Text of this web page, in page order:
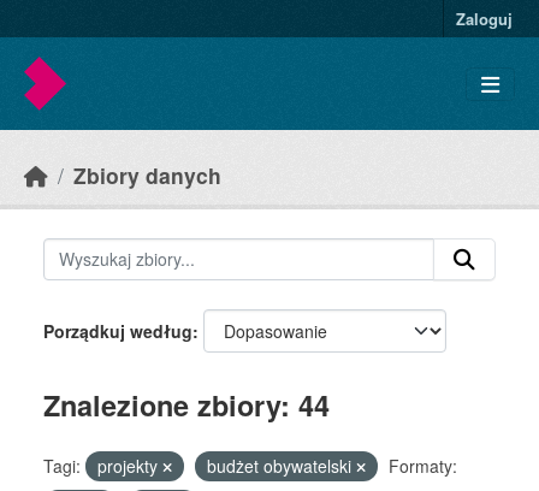
Zaloguj
Zbiory danych
Porządkuj według
Znalezione zbiory: 44
Tagi: projekty budżet obywatelski
Formaty: